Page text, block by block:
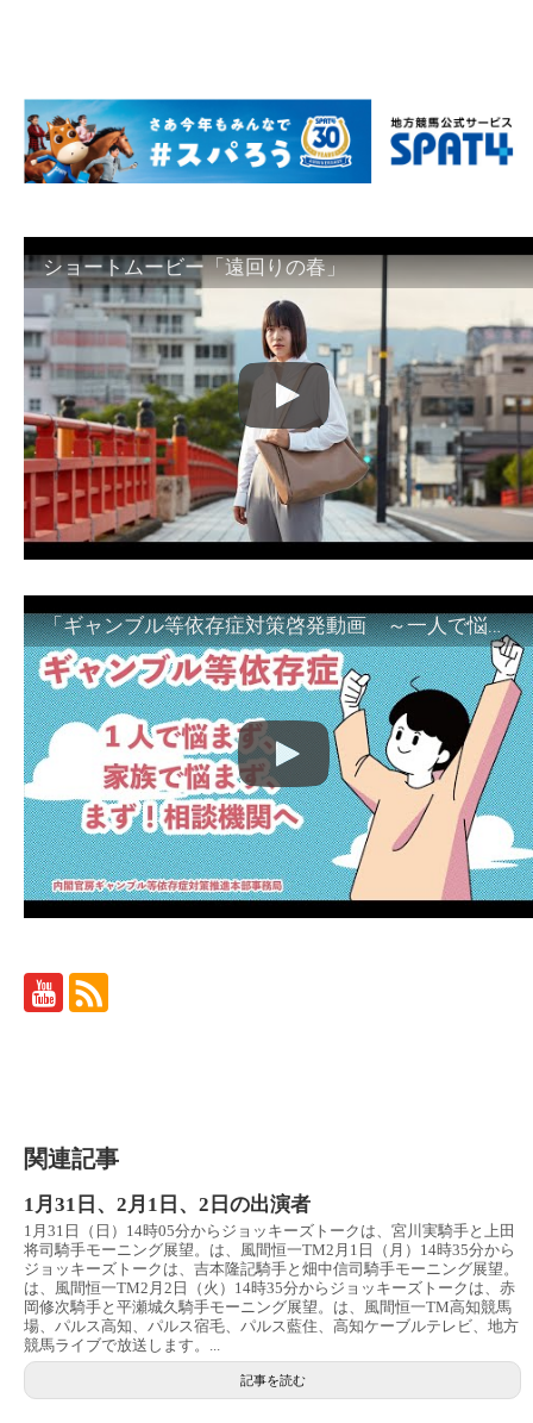
ショートムービー「遠回りの春」
「ギャンブル等依存症対策啓発動画 ～一人で悩まず、家族で悩まず、まず！相談機関へ～」
関連記事
1月31日、2月1日、2日の出演者
1月31日（日）14時05分からジョッキーズトークは、宮川実騎手と上田
将司騎手モーニング展望。は、風間恒一TM2月1日（月）14時35分から
ジョッキーズトークは、吉本隆記騎手と畑中信司騎手モーニング展望。
は、風間恒一TM2月2日（火）14時35分からジョッキーズトークは、赤
岡修次騎手と平瀬城久騎手モーニング展望。は、風間恒一TM高知競馬
場、パルス高知、パルス宿毛、パルス藍住、高知ケーブルテレビ、地方
競馬ライブで放送します。...
記事を読む